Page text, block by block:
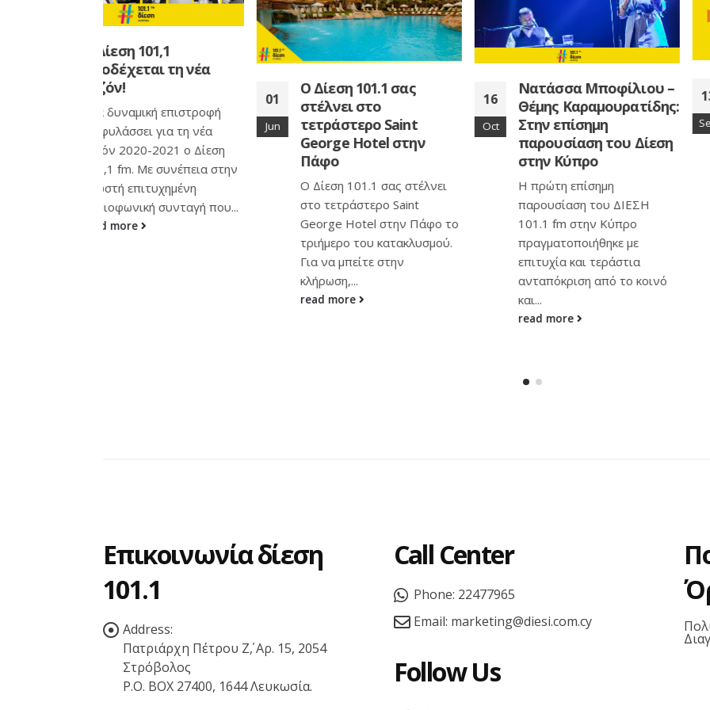
Jun
στέλνει στο
τετράστερο Saint
George Hotel στην
Πάφο
Ο Δίεση 101.1 σας στέλνει
στο τετράστερο Saint
George Hotel στην Πάφο το
16
Oct
Νατάσσα Μποφίλιου –
Θέμης Καραμουρατίδης:
Στην επίσημη
παρουσίαση του Δίεση
Η πρώτη επίσημη
παρουσίαση του ΔΙΕΣΗ
101.1 fm στην Κύπρο
πραγματοποιήθηκε με
επιτυχία και τεράστια
13
Sep
Η νέα πρωινή
του Δίεση 101,1 fm
Από τη Δευτέρα 16
Σεπτεμβρίου ο
Περηφάνου και η Έμιλυ
Αντωνίου καθημερινά
με 10:00 το πρωί στον
ΔΙΕΣΗ...
read more
Επικοινωνία δίεση
101.1
Address:
Πατριάρχη Πέτρου Ζ΄, Αρ. 15, 2054
Στρόβολος
P.O. BOX 27400, 1644 Λευκωσία.
Call Center
Phone: 22477965
Email: marketing@diesi.com.cy
Follow Us